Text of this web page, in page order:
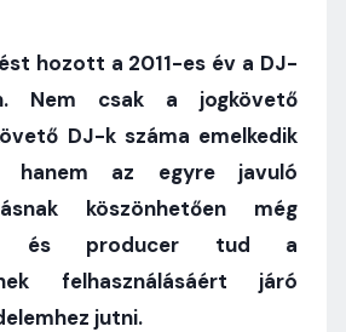
hozott a 2011-es év a DJ-
Nem csak a jogkövető
DJ-k száma emelkedik
hanem az egyre javuló
köszönhetően még
és producer tud a
felhasználásáért járó
jutni.